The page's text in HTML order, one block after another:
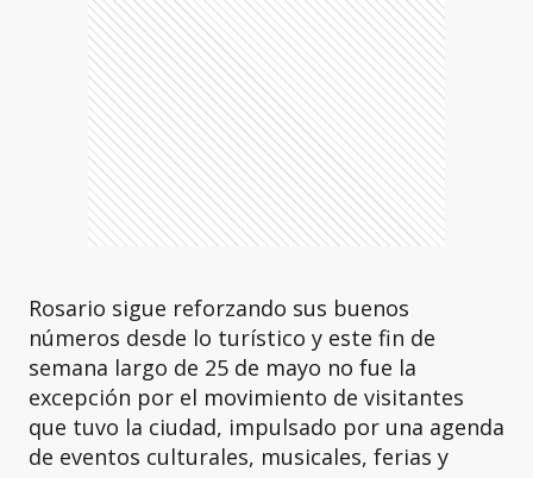
Rosario sigue reforzando sus buenos
números desde lo turístico y este fin de
semana largo de 25 de mayo no fue la
excepción por el movimiento de visitantes
que tuvo la ciudad, impulsado por una agenda
de eventos culturales, musicales, ferias y